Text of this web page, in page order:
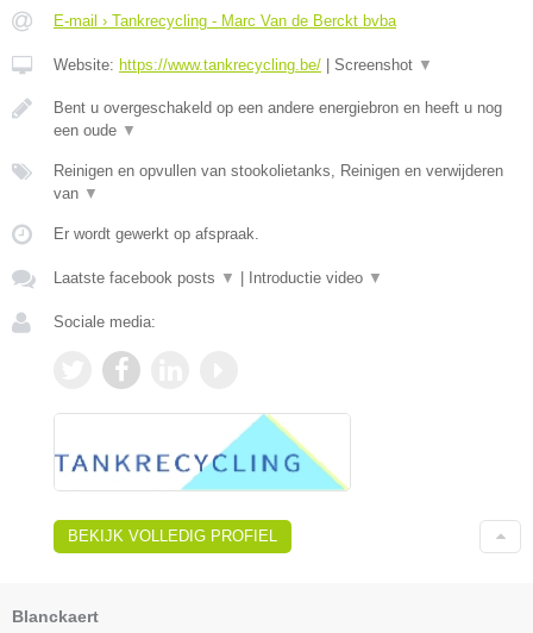
E-mail › Tankrecycling - Marc Van de Berckt bvba
Website: https://www.tankrecycling.be/ | Screenshot ▼
Bent u overgeschakeld op een andere energiebron en heeft u nog
een oude ▼
Reinigen en opvullen van stookolietanks, Reinigen en verwijderen
van ▼
Er wordt gewerkt op afspraak.
Laatste facebook posts ▼ | Introductie video ▼
Sociale media:
BEKIJK VOLLEDIG PROFIEL
Blanckaert